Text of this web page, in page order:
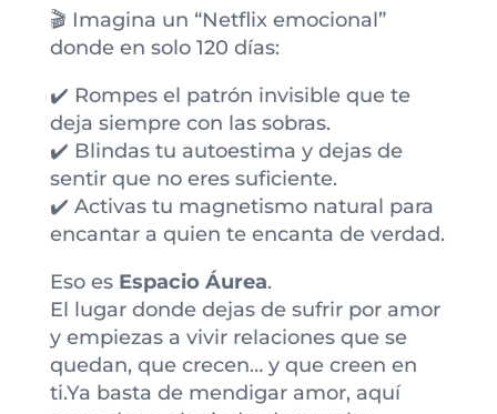
🎬 Imagina un “Netflix emocional”
donde en solo 120 días:
✔️ Rompes el patrón invisible que te
deja siempre con las sobras.
✔️ Blindas tu autoestima y dejas de
sentir que no eres suficiente.
✔️ Activas tu magnetismo natural para
encantar a quien te encanta de verdad.
Eso es Espacio Áurea.
El lugar donde dejas de sufrir por amor
y empiezas a vivir relaciones que se
quedan, que crecen… y que creen en
ti.Ya basta de mendigar amor, aquí